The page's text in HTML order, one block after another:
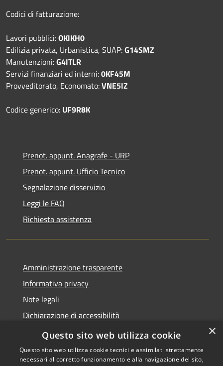
Codici di fatturazione:
Lavori pubblici:OKIKH0
Edilizia privata, Urbanistica, SUAP:G14SMZ
Manutenzioni:G4ITLR
Servizi finanziari ed interni:0KF45M
Provveditorato, Economato:VNE5IZ
Codice generico: UF9R8K
Prenot. appunt. Anagrafe - URP
Prenot. appunt. Ufficio Tecnico
Segnalazione disservizio
Leggi le FAQ
Richiesta assistenza
Amministrazione trasparente
Informativa privacy
Note legali
Dichiarazione di accessibilità
Whistleblowing
×
Questo sito web utilizza cookie
Questo sito web utilizza cookie tecnici e assimilati strettamente
necessari al corretto funzionamento e alla navigazione del sito,